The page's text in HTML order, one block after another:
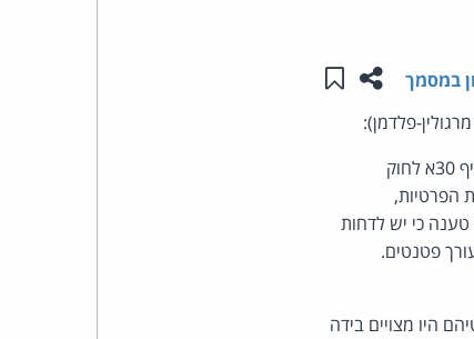
שתפו עמוד זה
שמור ב"תכנים שלי"
במסמך
פלדמן):
התובע טען כי הנתבעת שלחה לו 3 הודעות דוא"ל שהן "דבר פרסומת", בניגוד להוראות סעיף 30א לחוק
הגנת הפרטיות,
טענה כי יש לדחות
פטנטים.
היו מצויים בידה